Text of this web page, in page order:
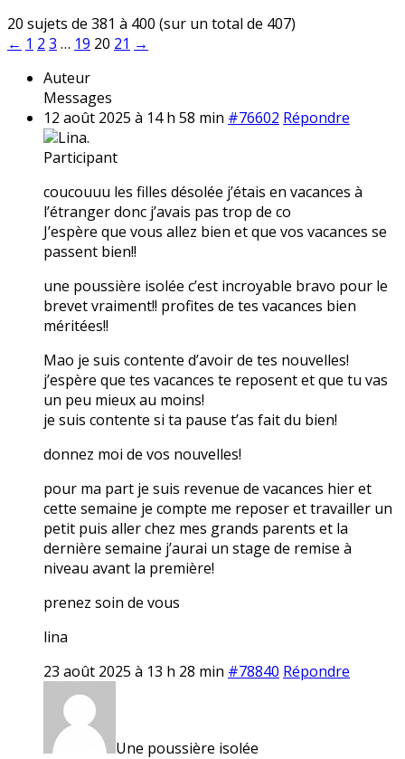
20 sujets de 381 à 400 (sur un total de 407)
← 1 2 3 … 19 20 21 →
Auteur
Messages
12 août 2025 à 14 h 58 min #76602 Répondre
Lina.
Participant
coucouuu les filles désolée j’étais en vacances à
l’étranger donc j’avais pas trop de co
J’espère que vous allez bien et que vos vacances se
passent bien!!
une poussière isolée c’est incroyable bravo pour le
brevet vraiment!! profites de tes vacances bien
méritées!!
Mao je suis contente d’avoir de tes nouvelles!
j’espère que tes vacances te reposent et que tu vas
un peu mieux au moins!
je suis contente si ta pause t’as fait du bien!
donnez moi de vos nouvelles!
pour ma part je suis revenue de vacances hier et
cette semaine je compte me reposer et travailler un
petit puis aller chez mes grands parents et la
dernière semaine j’aurai un stage de remise à
niveau avant la première!
prenez soin de vous
lina
23 août 2025 à 13 h 28 min #78840 Répondre
Une poussière isolée